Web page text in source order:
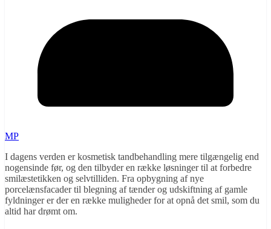
MP
I dagens verden er kosmetisk tandbehandling mere tilgængelig end
nogensinde før, og den tilbyder en række løsninger til at forbedre
smilæstetikken og selvtilliden. Fra opbygning af nye
porcelænsfacader til blegning af tænder og udskiftning af gamle
fyldninger er der en række muligheder for at opnå det smil, som du
altid har drømt om.